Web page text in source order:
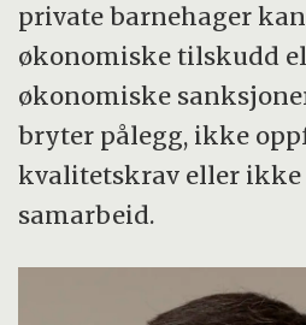
private barnehager
økonomiske tilskudd
økonomiske
bryter pålegg, ikke
kvalitetskrav eller
samarbeid.